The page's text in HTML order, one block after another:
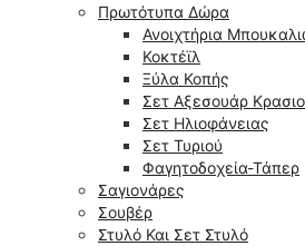
Πρωτότυπα Δώρα
Ανοιχτήρια
Κοκτέϊλ
Ξύλα Κοπής
Σετ Αξεσουάρ
Σετ Ηλιοφάνειας
Σετ Τυριού
Φαγητοδοχεία-Τάπερ
Σαγιονάρες
Σουβέρ
Στυλό Και Σετ Στυλό